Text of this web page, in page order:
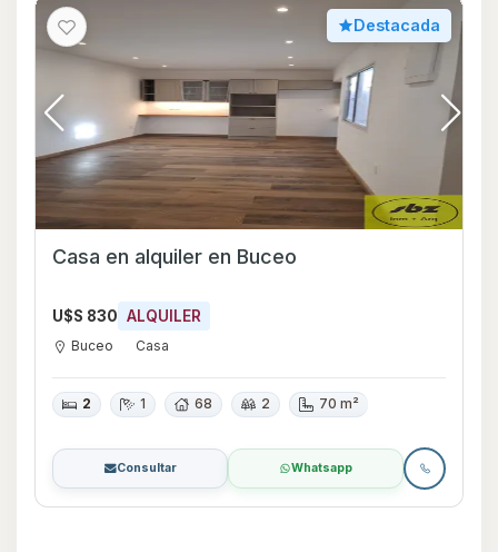
Destacada
Casa en alquiler en Buceo
U$S 830 ALQUILER
Buceo Casa
2 1 68 2 70 m²
Consultar Whatsapp